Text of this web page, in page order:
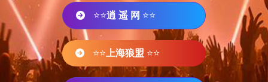
⭐⭐逍 遥 网 ⭐⭐
⭐⭐ 上海狼盟 ⭐⭐